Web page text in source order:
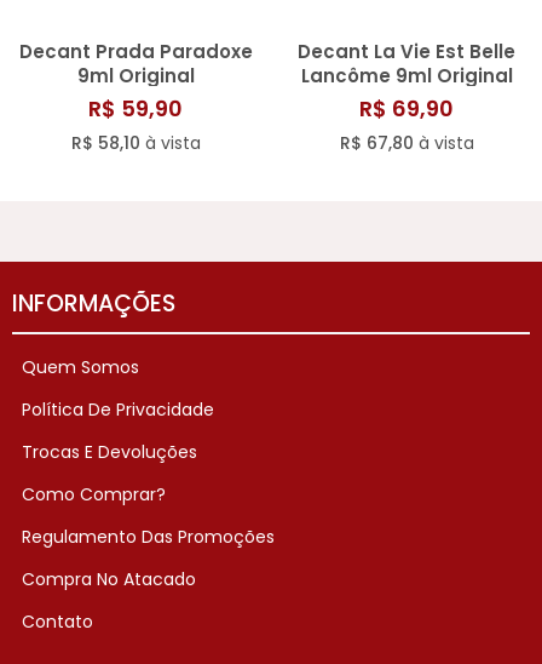
Decant Prada Paradoxe
9ml Original
R$ 59,90
R$ 58,10 à vista
Decant La Vie Est Belle
Lancôme 9ml Original
R$ 69,90
R$ 67,80 à vista
INFORMAÇÕES
Quem Somos
Política De Privacidade
Trocas E Devoluções
Como Comprar?
Regulamento Das Promoções
Compra No Atacado
Contato